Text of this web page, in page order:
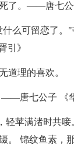
了。——唐七公
么可留恋了。
引》
道理的喜欢。
唐七公子 《
苹满渚时共
。 锦纹鱼素，